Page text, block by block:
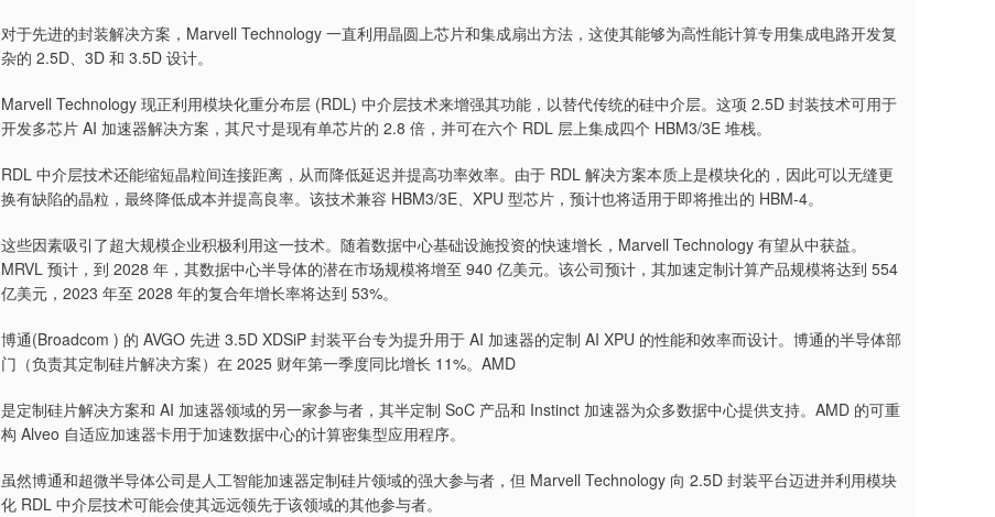
对于先进的封装解决方案，Marvell Technology 一直利用晶圆上芯片和集成扇出方法，这使其能够为高性能计算专用集成电路开发复
杂的 2.5D、3D 和 3.5D 设计。
Marvell Technology 现正利用模块化重分布层 (RDL) 中介层技术来增强其功能，以替代传统的硅中介层。这项 2.5D 封装技术可用于
开发多芯片 AI 加速器解决方案，其尺寸是现有单芯片的 2.8 倍，并可在六个 RDL 层上集成四个 HBM3/3E 堆栈。
RDL 中介层技术还能缩短晶粒间连接距离，从而降低延迟并提高功率效率。由于 RDL 解决方案本质上是模块化的，因此可以无缝更
换有缺陷的晶粒，最终降低成本并提高良率。该技术兼容 HBM3/3E、XPU 型芯片，预计也将适用于即将推出的 HBM-4。
这些因素吸引了超大规模企业积极利用这一技术。随着数据中心基础设施投资的快速增长，Marvell Technology 有望从中获益。
MRVL 预计，到 2028 年，其数据中心半导体的潜在市场规模将增至 940 亿美元。该公司预计，其加速定制计算产品规模将达到 554
亿美元，2023 年至 2028 年的复合年增长率将达到 53%。
博通(Broadcom ) 的 AVGO 先进 3.5D XDSiP 封装平台专为提升用于 AI 加速器的定制 AI XPU 的性能和效率而设计。博通的半导体部
门（负责其定制硅片解决方案）在 2025 财年第一季度同比增长 11%。AMD
是定制硅片解决方案和 AI 加速器领域的另一家参与者，其半定制 SoC 产品和 Instinct 加速器为众多数据中心提供支持。AMD 的可重
构 Alveo 自适应加速器卡用于加速数据中心的计算密集型应用程序。
虽然博通和超微半导体公司是人工智能加速器定制硅片领域的强大参与者，但 Marvell Technology 向 2.5D 封装平台迈进并利用模块
化 RDL 中介层技术可能会使其远远领先于该领域的其他参与者。